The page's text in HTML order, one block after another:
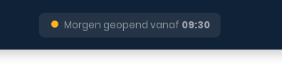
● Morgen geopend vanaf 09:30